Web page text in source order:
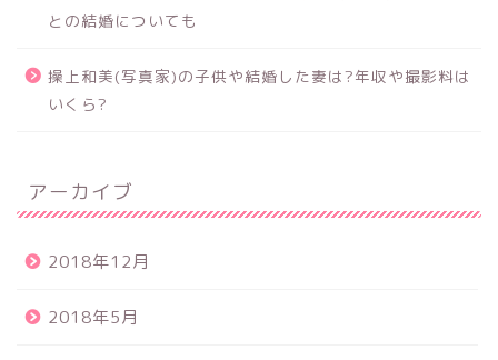
との結婚についても
操上和美(写真家)の子供や結婚した妻は?年収や撮影料は
いくら?
アーカイブ
2018年12月
2018年5月